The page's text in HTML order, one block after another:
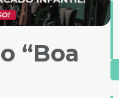
“Boa